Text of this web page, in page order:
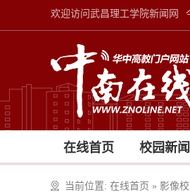
欢迎访问武昌理工学院新闻网
在线首页 校园新闻
当前位置: 在线首页 » 影像